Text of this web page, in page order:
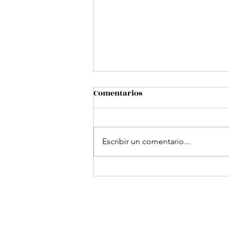
TE HACEMOS SONREIR
Comentarios
Escribir un comentario...